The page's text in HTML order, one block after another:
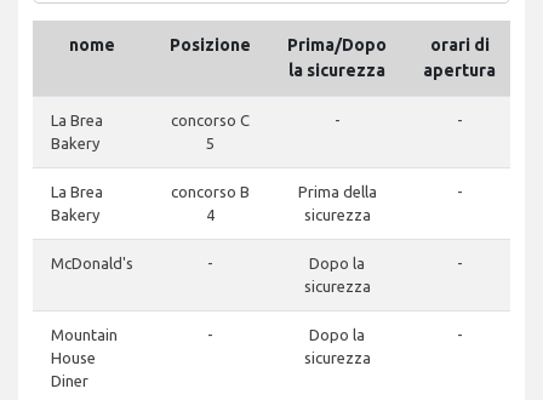
nome Posizione
Prima/Dopo
la sicurezza
orari di
apertura
La Brea
Bakery
concorso C
5
- -
La Brea
Bakery
concorso B
4
Prima della
sicurezza
-
McDonald's -
Dopo la
sicurezza
-
Mountain
House
Diner
-
Dopo la
sicurezza
-